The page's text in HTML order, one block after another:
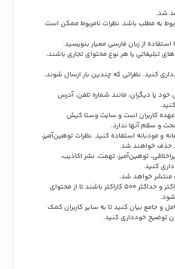
شد.
به مطلب باشد. نظرات نامربوط ممکن است
از زبان فارسی معیار بنویسید.
تبلیغاتی یا هر نوع محتوای تجاری باشند،
کنید. نظراتی که چندین بار ارسال شوند،
یا دیگران، مانند شماره تلفن، آدرس
کاربران است و سایت وستا کیش
و سقم آنها ندارد.
و مودبانه استفاده کنید. نظرات توهین‌آمیز،
حذف خواهند شد.
توهین‌آمیز، تهمت، نشر اکاذیب،
کنید.
منتشر خواهد شد.
نظرات باید حداقل شامل 50 کاراکتر و حداکثر 500 کاراکتر باشند تا از محتوای
و جامع بیان کنید تا به سایر کاربران کمک
توضیح خودداری کنید.